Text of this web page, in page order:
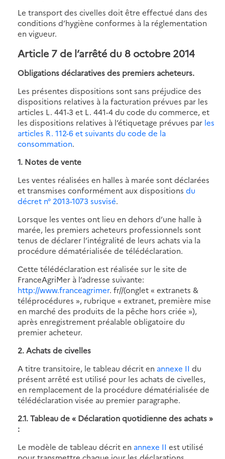
Le transport des civelles doit être effectué dans des
conditions d’hygiène conformes à la réglementation
en vigueur.
Article 7 de l’arrêté du 8 octobre 2014
Obligations déclaratives des premiers acheteurs.
Les présentes dispositions sont sans préjudice des
dispositions relatives à la facturation prévues par les
articles L. 441-3 et L. 441-4 du code du commerce, et
les dispositions relatives à l’étiquetage prévues par les
articles R. 112-6 et suivants du code de la
consommation.
1. Notes de vente
Les ventes réalisées en halles à marée sont déclarées
et transmises conformément aux dispositions du
décret n° 2013-1073 susvisé.
Lorsque les ventes ont lieu en dehors d’une halle à
marée, les premiers acheteurs professionnels sont
tenus de déclarer l’intégralité de leurs achats via la
procédure dématérialisée de télédéclaration.
Cette télédéclaration est réalisée sur le site de
FranceAgriMer à l’adresse suivante:
http://www.franceagrimer. fr//(onglet « extranets &
téléprocédures », rubrique « extranet, première mise
en marché des produits de la pêche hors criée »),
après enregistrement préalable obligatoire du
premier acheteur.
2. Achats de civelles
A titre transitoire, le tableau décrit en annexe II du
présent arrêté est utilisé pour les achats de civelles,
en remplacement de la procédure dématérialisée de
télédéclaration visée au premier paragraphe.
2.1. Tableau de « Déclaration quotidienne des achats »
:
Le modèle de tableau décrit en annexe II est utilisé